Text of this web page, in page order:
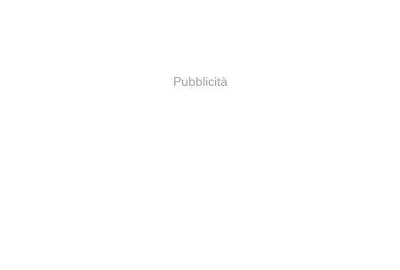
Pubblicità